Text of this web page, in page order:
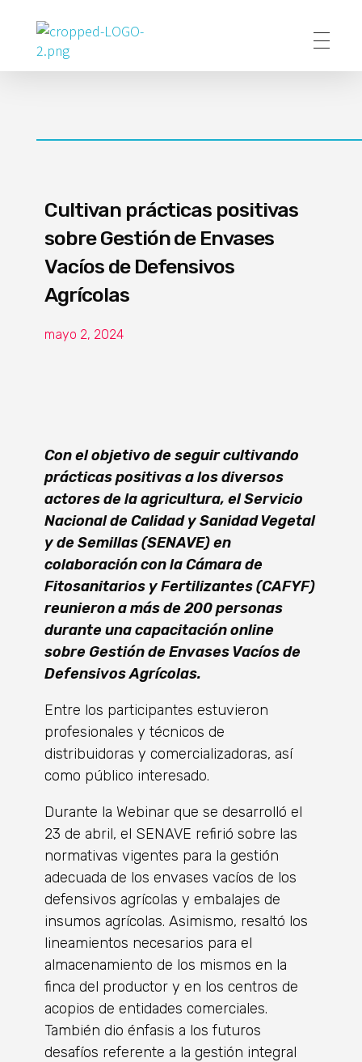
Poder Agropecuario
Cultivan prácticas positivas
sobre Gestión de Envases
Vacíos de Defensivos
Agrícolas
mayo 2, 2024
Con el objetivo de seguir cultivando
prácticas positivas a los diversos
actores de la agricultura, el Servicio
Nacional de Calidad y Sanidad Vegetal
y de Semillas (SENAVE) en
colaboración con la Cámara de
Fitosanitarios y Fertilizantes (CAFYF)
reunieron a más de 200 personas
durante una capacitación online
sobre Gestión de Envases Vacíos de
Defensivos Agrícolas.
Entre los participantes estuvieron
profesionales y técnicos de
distribuidoras y comercializadoras, así
como público interesado.
Durante la Webinar que se desarrolló el
23 de abril, el SENAVE refirió sobre las
normativas vigentes para la gestión
adecuada de los envases vacíos de los
defensivos agrícolas y embalajes de
insumos agrícolas. Asimismo, resaltó los
lineamientos necesarios para el
almacenamiento de los mismos en la
finca del productor y en los centros de
acopios de entidades comerciales.
También dio énfasis a los futuros
desafíos referente a la gestión integral